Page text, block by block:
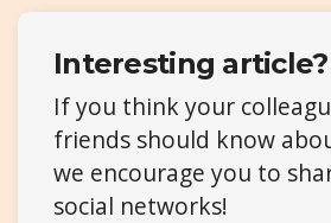
Interesting article?
If you think your
friends should know
we encourage you to
social networks!